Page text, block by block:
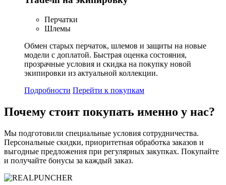
Перчатки
Шлемы
Обмен старых перчаток, шлемов и защиты на новые
модели с доплатой. Быстрая оценка состояния,
прозрачные условия и скидка на покупку новой
экипировки из актуальной коллекции.
Подробности Перейти к покупкам
Почему стоит покупать именно у нас?
Мы подготовили специальные условия сотрудничества.
Персональные скидки, приоритетная обработка заказов и
выгодные предложения при регулярных закупках. Покупайте
и получайте бонусы за каждый заказ.